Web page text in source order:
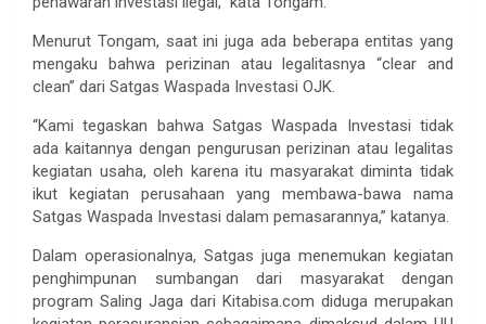
Menurut Tongam, saat ini juga ada beberapa entitas yang
mengaku bahwa perizinan atau legalitasnya “clear and
clean” dari Satgas Waspada Investasi OJK.
“Kami tegaskan bahwa Satgas Waspada Investasi tidak
ada kaitannya dengan pengurusan perizinan atau legalitas
kegiatan usaha, oleh karena itu masyarakat diminta tidak
ikut kegiatan perusahaan yang membawa-bawa nama
Satgas Waspada Investasi dalam pemasarannya,” katanya.
Dalam operasionalnya, Satgas juga menemukan kegiatan
penghimpunan sumbangan dari masyarakat dengan
program Saling Jaga dari Kitabisa.com diduga merupakan